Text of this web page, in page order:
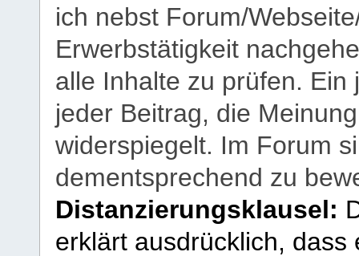
ich nebst Forum/
Erwerbstätigkeit
alle Inhalte zu prüfen.
jeder Beitrag, die
widerspiegelt. Im Forum
dementsprechend zu
Distanzierungsklausel:
erklärt ausdrücklich,